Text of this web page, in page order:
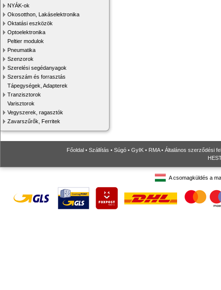
NYÁK-ok
Okosotthon, Lakáselektronika
Oktatási eszközök
Optoelektronika
Peltier modulok
Pneumatika
Szenzorok
Szerelési segédanyagok
Szerszám és forrasztás
Tápegységek, Adapterek
Tranzisztorok
Varisztorok
Vegyszerek, ragasztók
Zavarszűrők, Ferritek
Főoldal • Szállítás • Súgó • GyIK • RMA• Általános szerződési
A csomagküldés a